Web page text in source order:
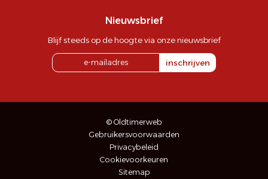
Nieuwsbrief
Blijf steeds op de hoogte via onze nieuwsbrief
inschrijven
© Oldtimerweb
Gebruikersvoorwaarden
Privacybeleid
Cookievoorkeuren
Sitemap